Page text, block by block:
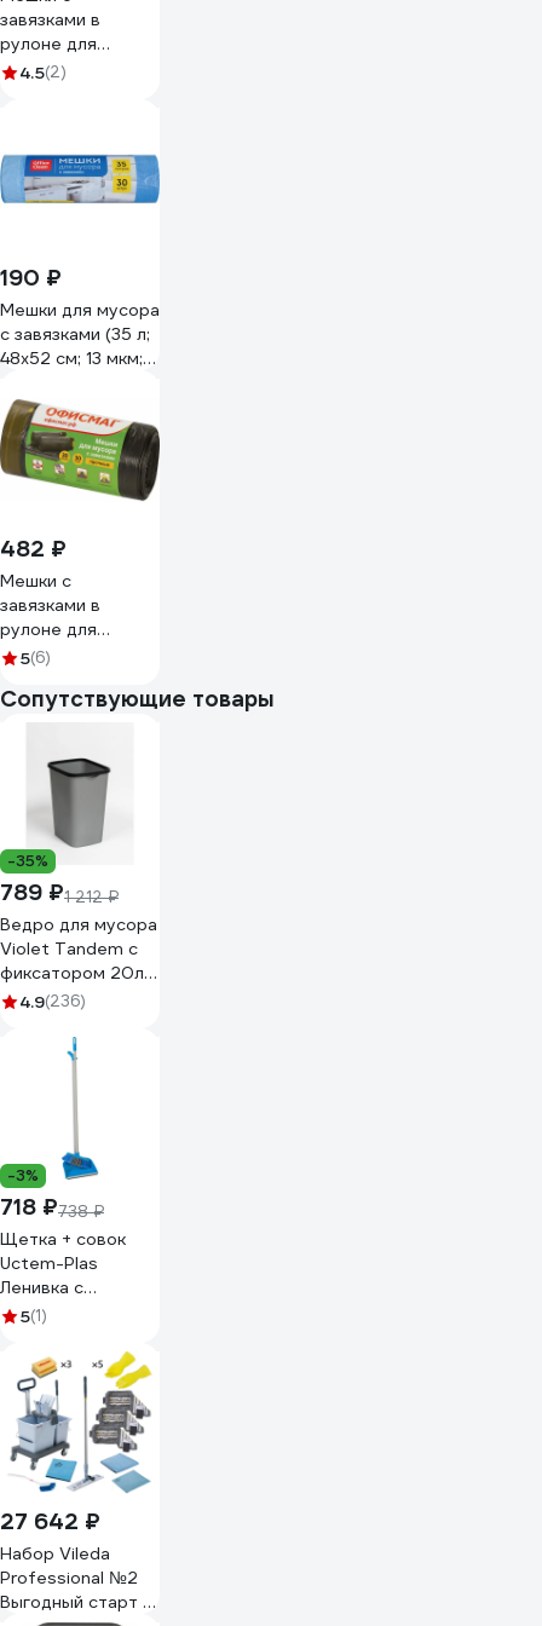
завязками в
рулоне для
мусора 35 л,
4.5(2)
190 ₽
Мешки для мусора
с завязками (35 л;
48х52 см; 13 мкм;
в рулоне)
OfficeClean
243960/И
482 ₽
Мешки с
завязками в
рулоне для
мусора прочные
шт, ПНД, 10 мкм,
5(6)
Сопутствующие товары
-35%
789 ₽1 212 ₽
Ведро для мусора
Violet Tandem с
фиксатором 20л
сер.металлик/
4.9(236)
-3%
718 ₽738 ₽
Щетка + совок
Uctem-Plas
Ленивка с
резинкой синий,
5(1)
27 642 ₽
Набор Vileda
Professional №2
Выгодный старт с